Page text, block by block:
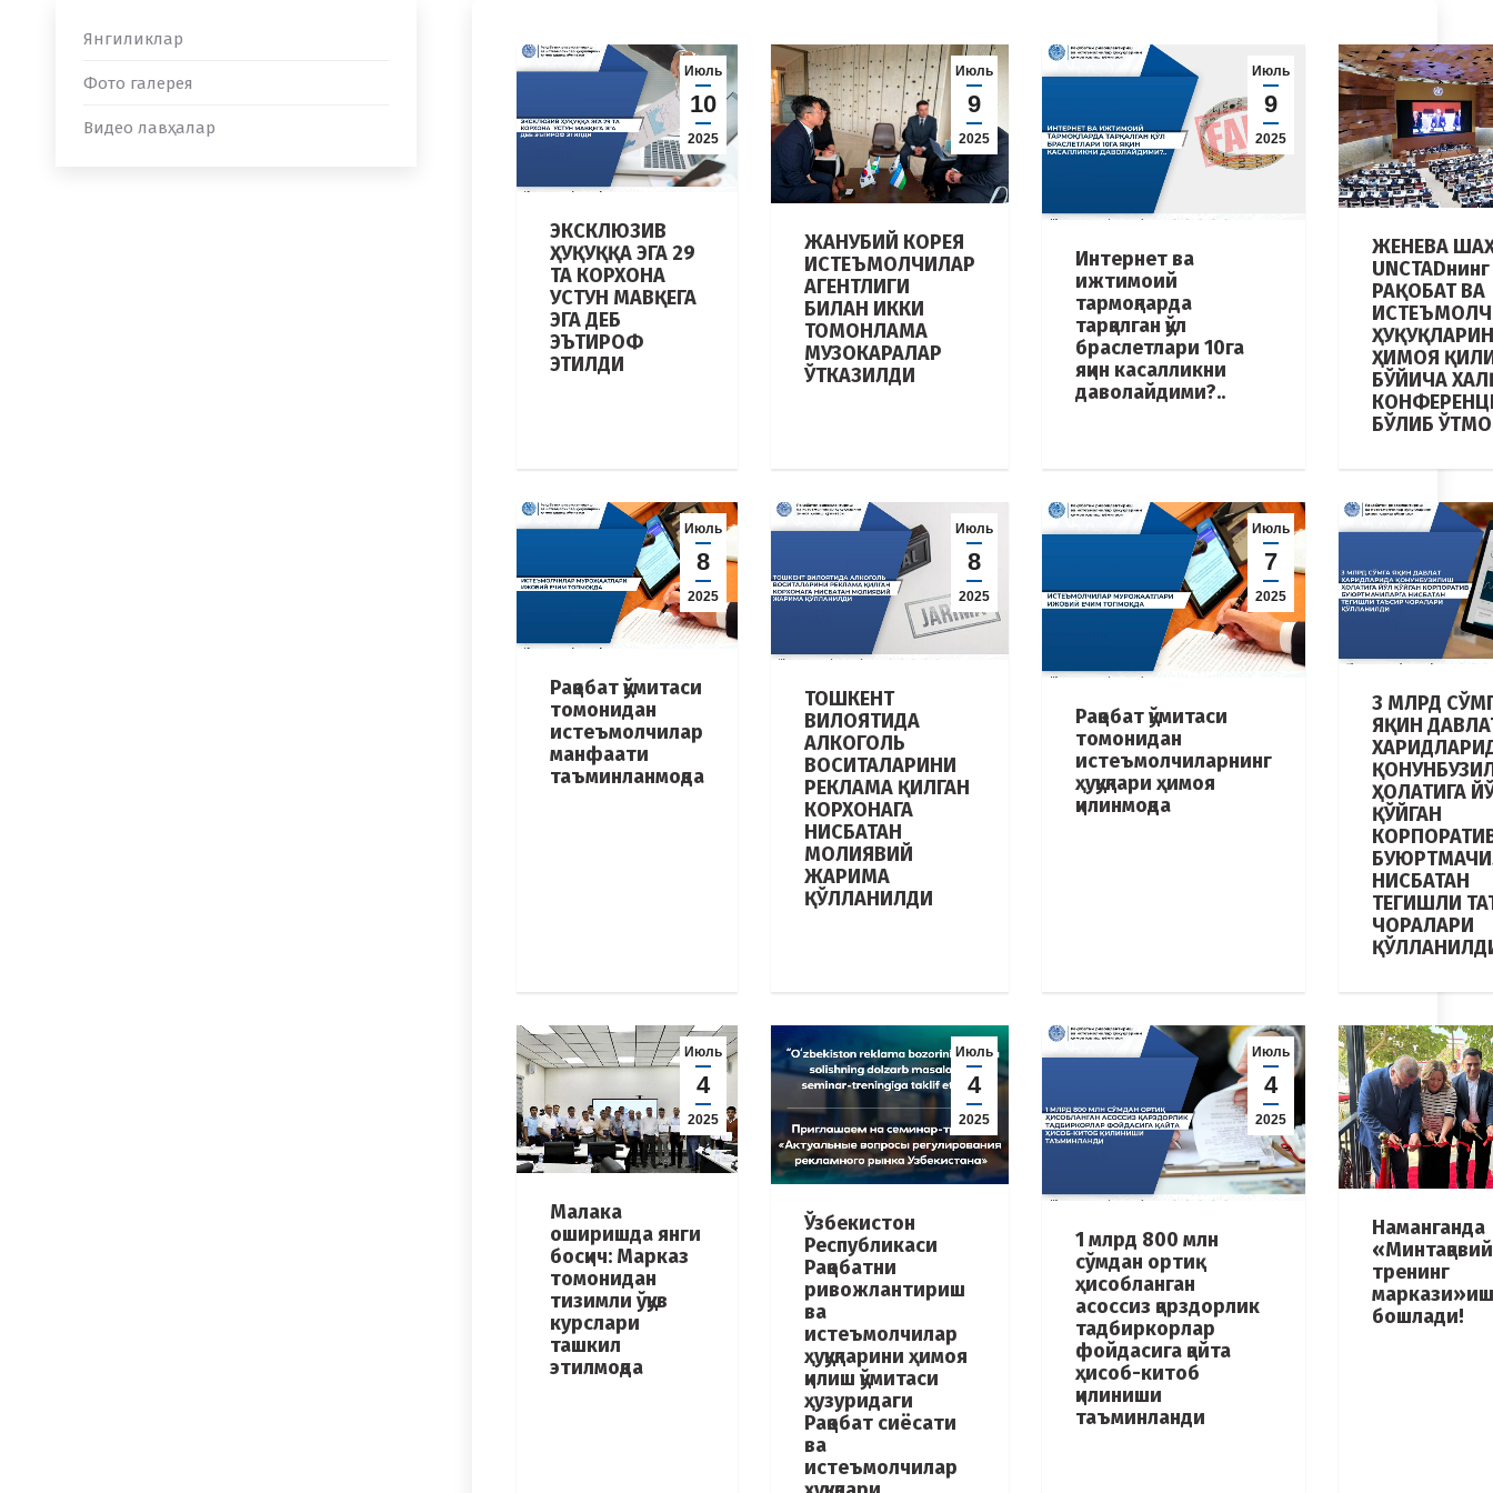
Июль
10
2025
ЭКСКЛЮЗИВ
ҲУҚУҚҚА ЭГА 29
ТА КОРХОНА
УСТУН МАВҚЕГА
ЭГА ДЕБ
ЭЪТИРОФ
ЭТИЛДИ
Июль
9
2025
ЖАНУБИЙ КОРЕЯ
ИСТЕЪМОЛЧИЛАР
АГЕНТЛИГИ
БИЛАН ИККИ
ТОМОНЛАМА
МУЗОКАРАЛАР
ЎТКАЗИЛДИ
Июль
9
2025
Интернет ва
ижтимоий
тармоқларда
тарқалган қўл
браслетлари 10га
яқин касалликни
даволайдими?..
ЖЕНЕВА
UNCTADнинг
РАҚОБАТ ВА
ҲИМОЯ
БЎЙИЧА
БЎЛИБ
Июль
8
2025
Рақобат қўмитаси
томонидан
истеъмолчилар
манфаати
таъминланмоқда
Июль
8
2025
ТОШКЕНТ
ВИЛОЯТИДА
АЛКОГОЛЬ
ВОСИТАЛАРИНИ
РЕКЛАМА ҚИЛГАН
КОРХОНАГА
НИСБАТАН
МОЛИЯВИЙ
ЖАРИМА
ҚЎЛЛАНИЛДИ
Июль
7
2025
Рақобат қўмитаси
томонидан
истеъмолчиларнинг
ҳуқуқлари ҳимоя
қилинмоқда
3 МЛРД
ЯҚИН
ҲОЛАТИГА
ҚЎЙГАН
НИСБАТАН
ТЕГИШЛИ
ЧОРАЛАРИ
Июль
4
2025
Малака
оширишда янги
босқич: Марказ
томонидан
тизимли ўқув
курслари
ташкил
этилмоқда
Июль
4
2025
Ўзбекистон
Республикаси
Рақобатни
ривожлантириш
ва
истеъмолчилар
ҳуқуқларини ҳимоя
қилиш қўмитаси
ҳузуридаги
Рақобат сиёсати
ва
истеъмолчилар
Июль
4
2025
1 млрд 800 млн
сўмдан ортиқ
ҳисобланган
асоссиз қарздорлик
тадбиркорлар
фойдасига қайта
ҳисоб-китоб
қилиниши
таъминланди
Наманганда
«Минтақавий
тренинг
маркази»иш
бошлади!
Янгиликлар
Фото галерея
Видео лавҳалар